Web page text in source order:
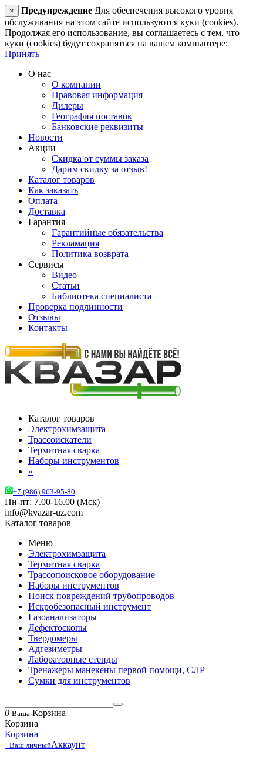
× Предупреждение Для обеспечения высокого уровня
обслуживания на этом сайте используются куки (cookies).
Продолжая его использование, вы соглашаетесь с тем, что
куки (cookies) будут сохраняться на вашем компьютере:
Принять
О нас
О компании
Правовая информация
Дилеры
География поставок
Банковские реквизиты
Новости
Акции
Скидка от суммы заказа
Дарим скидку за отзыв!
Каталог товаров
Как заказать
Оплата
Доставка
Гарантия
Гарантийные обязательства
Рекламация
Политика возврата
Сервисы
Видео
Статьи
Библиотека специалиста
Проверка подлинности
Отзывы
Контакты
Каталог товаров
Электрохимзащита
Трассоискатели
Термитная сварка
Наборы инструментов
»
+7 (986) 963-95-80
Пн-пт: 7.00-16.00 (Мск)
info@kvazar-uz.com
Каталог товаров
Меню
Электрохимзащита
Термитная сварка
Трассопоисковое оборудование
Наборы инструментов
Поиск повреждений трубопроводов
Искробезопасный инструмент
Газоанализаторы
Дефектоскопы
Твердомеры
Адгезиметры
Лабораторные стенды
Тренажеры манекены первой помощи, СЛР
Сумки для инструментов
0 Ваша Корзина
Корзина
Корзина
Ваш личныйАккаунт